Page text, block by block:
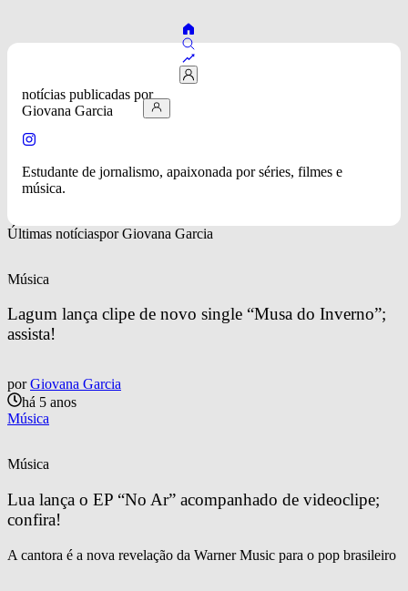
notícias publicadas por
Giovana Garcia
Estudante de jornalismo, apaixonada por séries, filmes e
música.
Últimas notíciaspor Giovana Garcia
Música
Lagum lança clipe de novo single “Musa do Inverno”;
assista!
por Giovana Garcia
há 5 anos
Música
Música
Lua lança o EP “No Ar” acompanhado de videoclipe;
confira!
A cantora é a nova revelação da Warner Music para o pop brasileiro